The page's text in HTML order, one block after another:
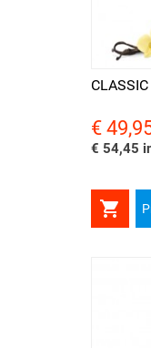
Prijs
€
€ 54,45
